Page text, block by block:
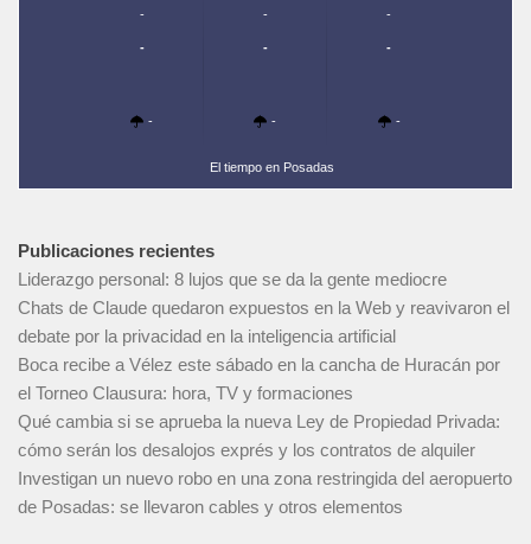
-
-
-
-
-
-
-
-
-
El tiempo en Posadas
Publicaciones recientes
Liderazgo personal: 8 lujos que se da la gente mediocre
Chats de Claude quedaron expuestos en la Web y reavivaron el
debate por la privacidad en la inteligencia artificial
Boca recibe a Vélez este sábado en la cancha de Huracán por
el Torneo Clausura: hora, TV y formaciones
Qué cambia si se aprueba la nueva Ley de Propiedad Privada:
cómo serán los desalojos exprés y los contratos de alquiler
Investigan un nuevo robo en una zona restringida del aeropuerto
de Posadas: se llevaron cables y otros elementos